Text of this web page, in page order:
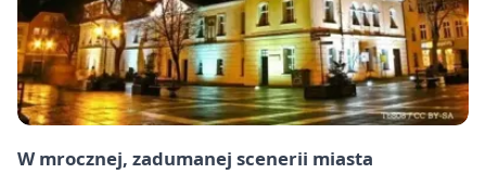
W mrocznej, zadumanej scenerii miasta